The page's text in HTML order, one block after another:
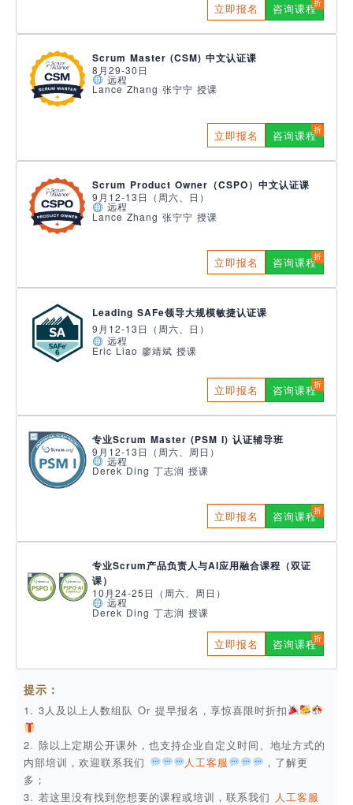
立即报名 咨询课程
Scrum Master (CSM) 中文认证课
8月29-30日
远程
Lance Zhang 张宁宁 授课
立即报名 咨询课程
Scrum Product Owner（CSPO）中文认证课
9月12-13日（周六、日）
远程
Lance Zhang 张宁宁 授课
立即报名 咨询课程
Leading SAFe领导大规模敏捷认证课
9月12-13日（周六、日）
远程
Eric Liao 廖靖斌 授课
立即报名 咨询课程
专业Scrum Master (PSM I) 认证辅导班
9月12-13日（周六、周日）
远程
Derek Ding 丁志润 授课
立即报名 咨询课程
专业Scrum产品负责人与AI应用融合课程（双证
课）
10月24-25日（周六、周日）
远程
Derek Ding 丁志润 授课
立即报名 咨询课程
提示：
1. 3人及以上人数组队 Or 提早报名，享惊喜限时折扣
2. 除以上定期公开课外，也支持企业自定义时间、地址方式的
内部培训，欢迎联系我们
人工客服
，了解更
多；
3. 若这里没有找到您想要的课程或培训，联系我们 人工客服